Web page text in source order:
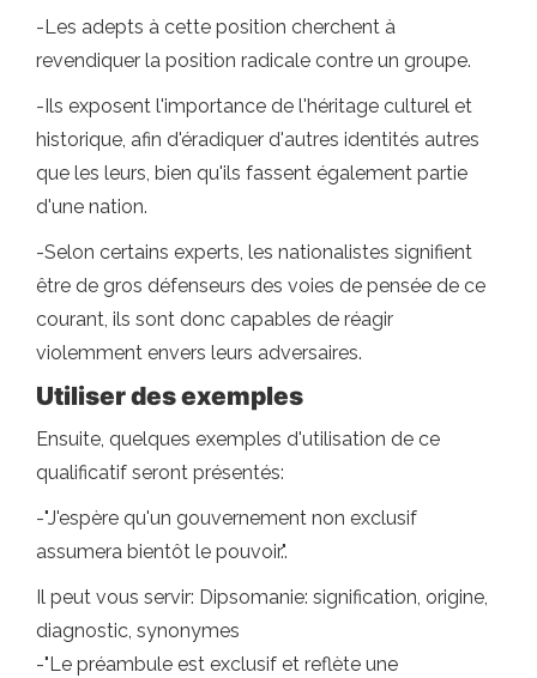
-Les adepts à cette position cherchent à
revendiquer la position radicale contre un groupe.
-Ils exposent l'importance de l'héritage culturel et
historique, afin d'éradiquer d'autres identités autres
que les leurs, bien qu'ils fassent également partie
d'une nation.
-Selon certains experts, les nationalistes signifient
être de gros défenseurs des voies de pensée de ce
courant, ils sont donc capables de réagir
violemment envers leurs adversaires.
Utiliser des exemples
Ensuite, quelques exemples d'utilisation de ce
qualificatif seront présentés:
-"J'espère qu'un gouvernement non exclusif
assumera bientôt le pouvoir.".
Il peut vous servir: Dipsomanie: signification, origine,
diagnostic, synonymes
-"Le préambule est exclusif et reflète une